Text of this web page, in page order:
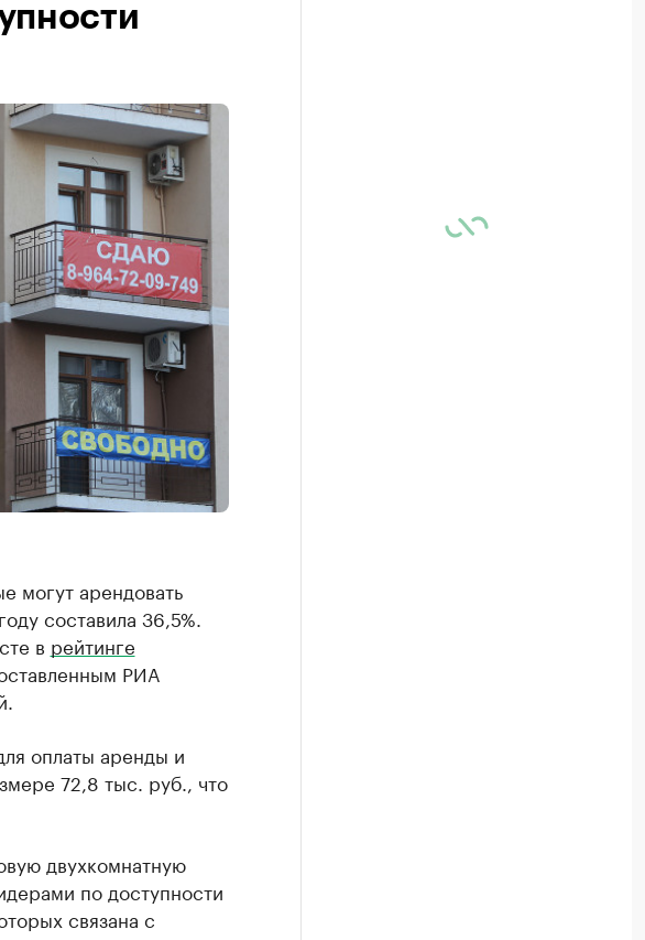
могут арендовать
составила 36,5%.
в рейтинге
РИА
оплаты аренды и
72,8 тыс. руб., что
двухкомнатную
по доступности
связана с